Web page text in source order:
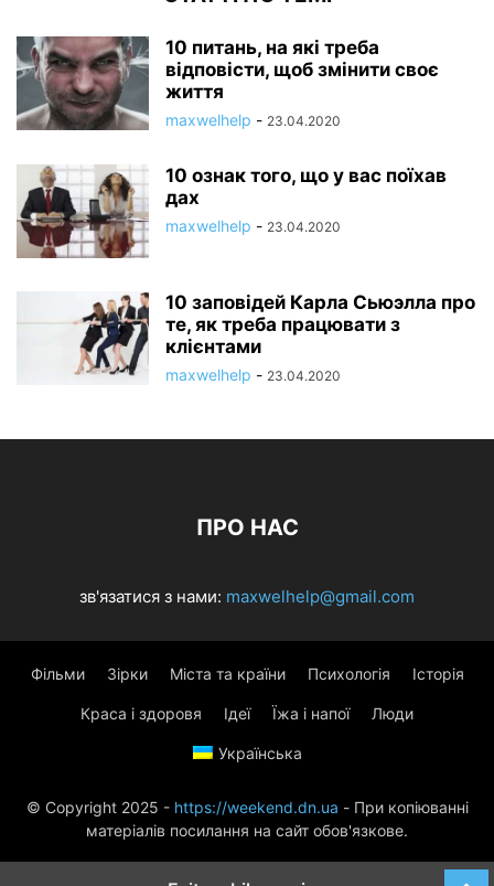
10 питань, на які треба
відповісти, щоб змінити своє
життя
maxwelhelp - 23.04.2020
10 ознак того, що у вас поїхав
дах
maxwelhelp - 23.04.2020
10 заповідей Карла Сьюэлла про
те, як треба працювати з
клієнтами
maxwelhelp - 23.04.2020
ПРО НАС
зв'язатися з нами: maxwelhelp@gmail.com
Фільми Зірки Міста та країни Психологія Історія
Краса і здоровя Ідеї Їжа і напої Люди
Українська
© Copyright 2025 - https://weekend.dn.ua - При копіюванні
матеріалів посилання на сайт обов'язкове.